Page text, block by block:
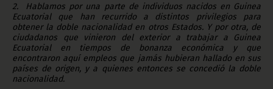
2. Hablamos por una parte de individuos nacidos en Guinea
Ecuatorial que han recurrido a distintos privilegios para
obtener la doble nacionalidad en otros Estados. Y por otra, de
ciudadanos que vinieron del exterior a trabajar a Guinea
Ecuatorial en tiempos de bonanza económica y que
encontraron aquí empleos que jamás hubieran hallado en sus
países de origen, y a quienes entonces se concedió la doble
nacionalidad.